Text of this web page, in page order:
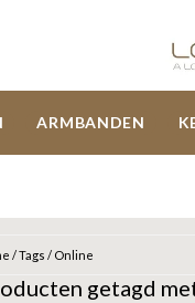
ARMBANDEN
/Tags / Online
getagd